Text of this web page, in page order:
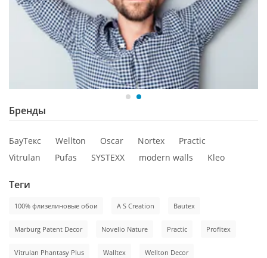
Бренды
БауТекс Wellton Oscar Nortex
Practic
Vitrulan
Pufas SYSTEXX modern walls Kleo
Теги
100% флизелиновые обои A S Creation Bautex
Marburg Patent Decor Novelio Nature Practic Profitex
Vitrulan Phantasy Plus Walltex Wellton Decor